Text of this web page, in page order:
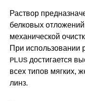
Раствор
белковых
механической
При использовании
PLUS достигается
всех типов мягких,
линз.